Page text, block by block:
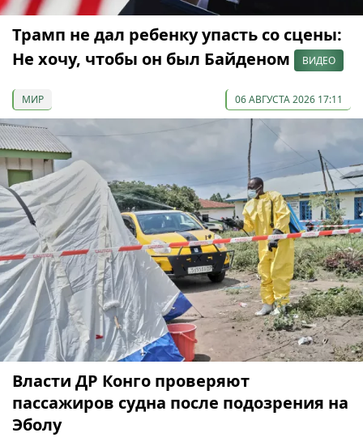
Трамп не дал ребенку упасть со сцены:
Не хочу, чтобы он был Байденом
ВИДЕО
МИР 06 АВГУСТА 2026 17:11
Власти ДР Конго проверяют
пассажиров судна после подозрения на
Эболу